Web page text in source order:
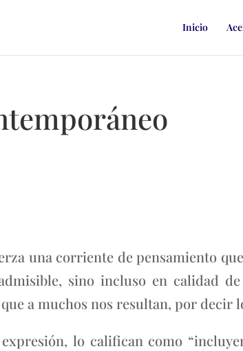
Inicio
una corriente de pensamiento
sino incluso en calidad
a muchos nos resultan, por decir
lo califican como